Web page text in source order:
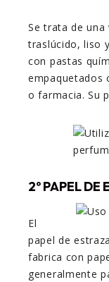
Se trata de una
traslúcido, liso
con pastas
empaquetados
o farmacia. Su
2º PAPEL DE
El
papel de
fabrica con
generalmente